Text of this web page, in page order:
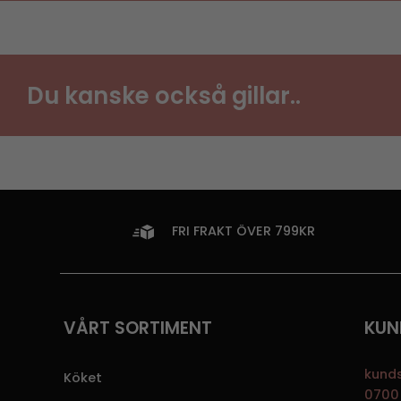
Du kanske också gillar..
FRI FRAKT ÖVER 799KR
VÅRT SORTIMENT
Köket
0700